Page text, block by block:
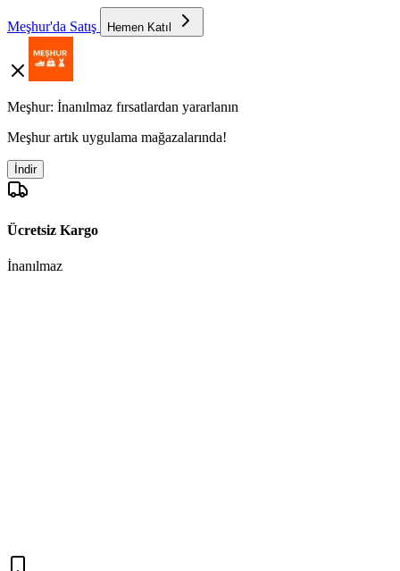
Meşhur'da Satış Hemen Katıl
Meşhur: İnanılmaz fırsatlardan yararlanın
Meşhur artık uygulama mağazalarında!
İndir
Ücretsiz Kargo
İnanılmaz